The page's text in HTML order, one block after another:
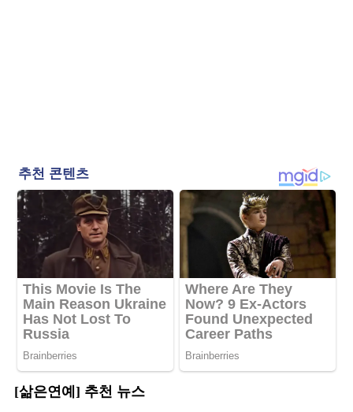
[삶은연예] 추천 뉴스